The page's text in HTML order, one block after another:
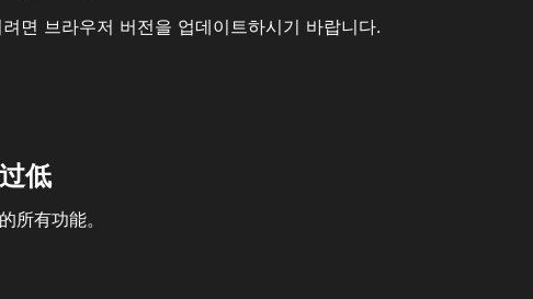
면 브라우저 버전을 업데이트하시기 바랍니다.
低
所有功能。